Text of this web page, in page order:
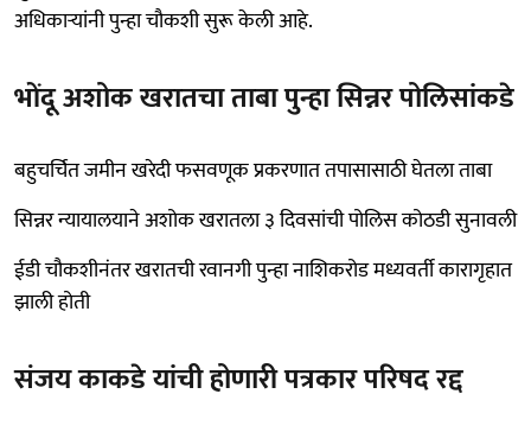
अधिकाऱ्यांनी पुन्हा चौकशी सुरू केली आहे.
भोंदू अशोक खरातचा ताबा पुन्हा सिन्नर पोलिसांकडे
बहुचर्चित जमीन खरेदी फसवणूक प्रकरणात तपासासाठी घेतला ताबा
सिन्नर न्यायालयाने अशोक खरातला ३ दिवसांची पोलिस कोठडी सुनावली
ईडी चौकशीनंतर खरातची रवानगी पुन्हा नाशिकरोड मध्यवर्ती कारागृहात
झाली होती
संजय काकडे यांची होणारी पत्रकार परिषद रद्द